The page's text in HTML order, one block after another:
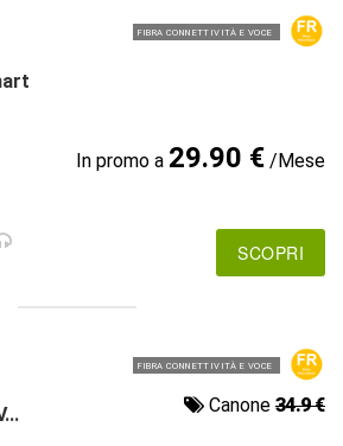
FIBRA CONNETTIVITÀ E VOCE
In promo a 29.90 €/Mese
SCOPRI
FIBRA CONNETTIVITÀ E VOCE
Canone 34.9 €